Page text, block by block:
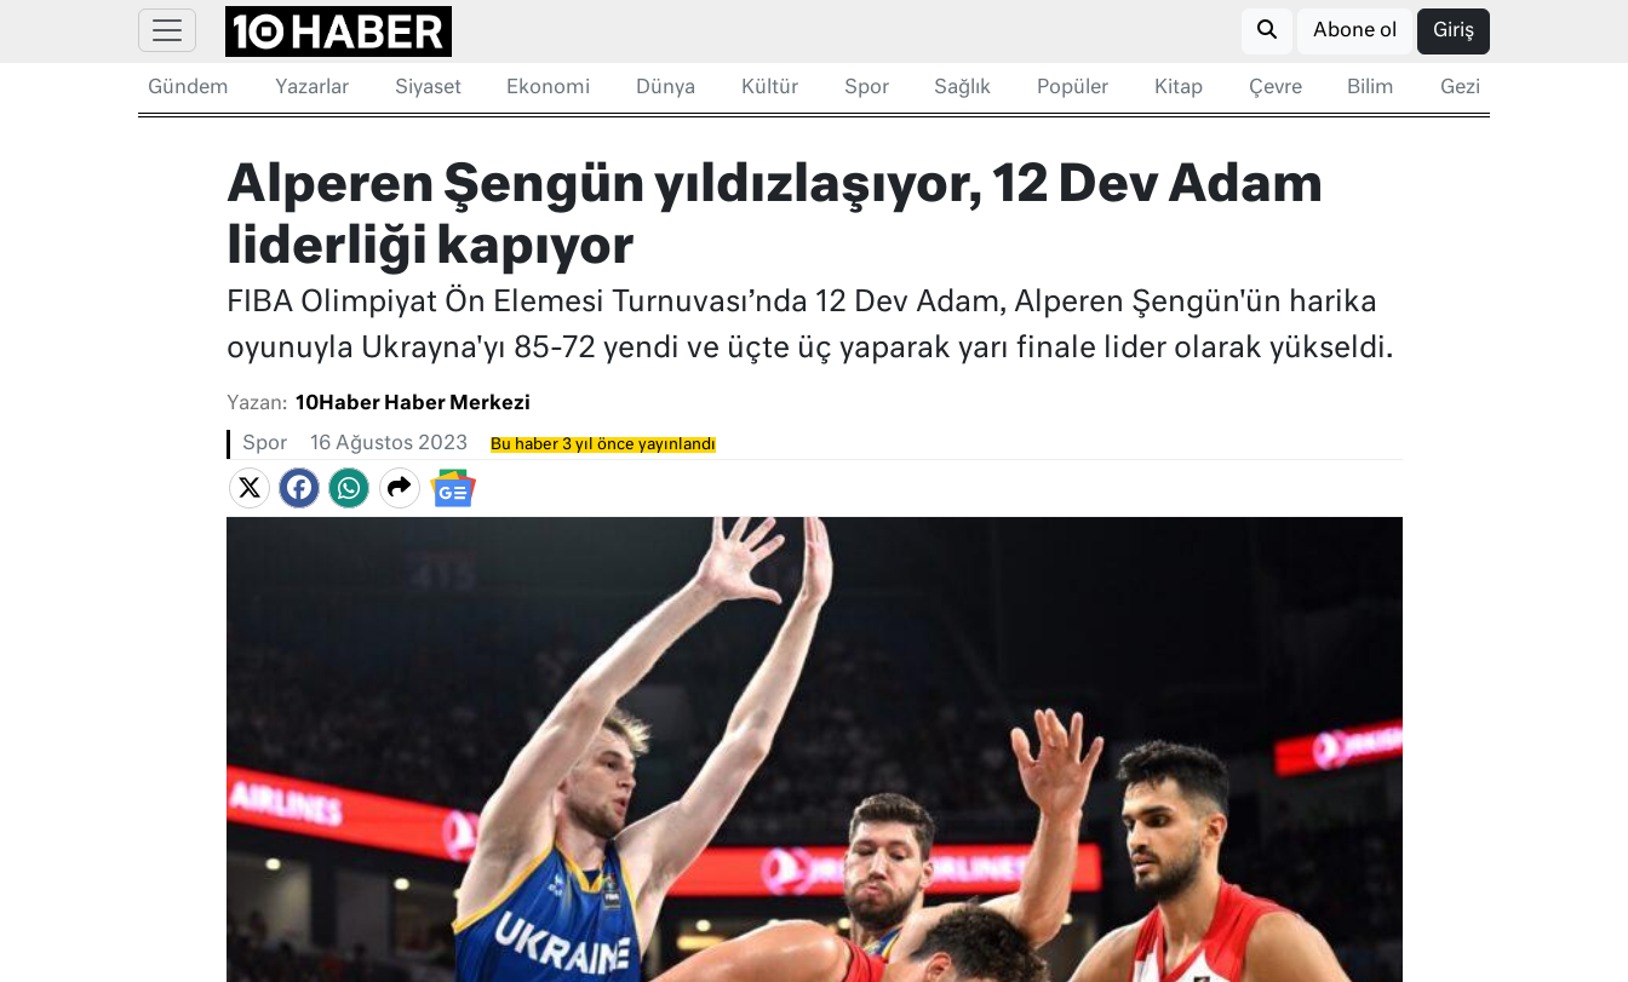
Abone ol Giriş
Gündem Yazarlar Siyaset Ekonomi Dünya Kültür Spor Sağlık Popüler Kitap Çevre Bilim Gezi
Alperen Şengün yıldızlaşıyor, 12 Dev Adam
liderliği kapıyor
FIBA Olimpiyat Ön Elemesi Turnuvası’nda 12 Dev Adam, Alperen Şengün'ün harika
oyunuyla Ukrayna'yı 85-72 yendi ve üçte üç yaparak yarı finale lider olarak yükseldi.
Yazan: 10Haber Haber Merkezi
Spor 16 Ağustos 2023 Bu haber 3 yıl önce yayınlandı